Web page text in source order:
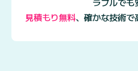
見積もり無料、 確かな技術で